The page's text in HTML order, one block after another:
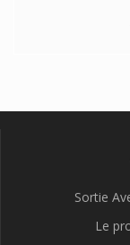
Sortie
Le